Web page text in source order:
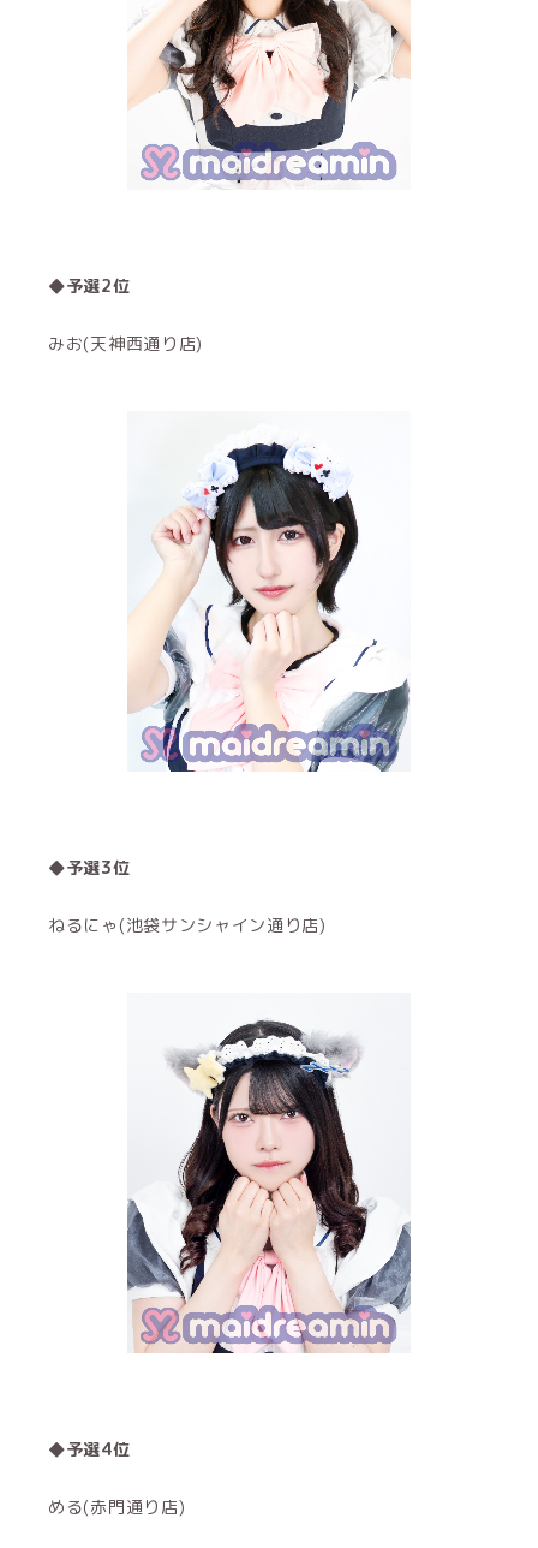
◆予選2位
みお(天神西通り店)
◆予選3位
ねるにゃ(池袋サンシャイン通り店)
◆予選4位
める(赤門通り店)